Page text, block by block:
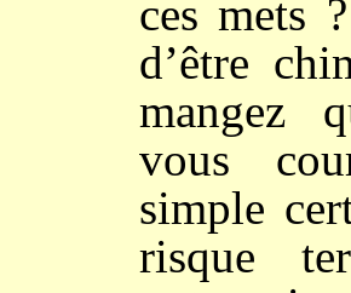
ces mets
d’être
mangez
vous
simple
risque